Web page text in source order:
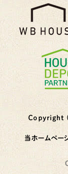
Copyright
当ホームペー